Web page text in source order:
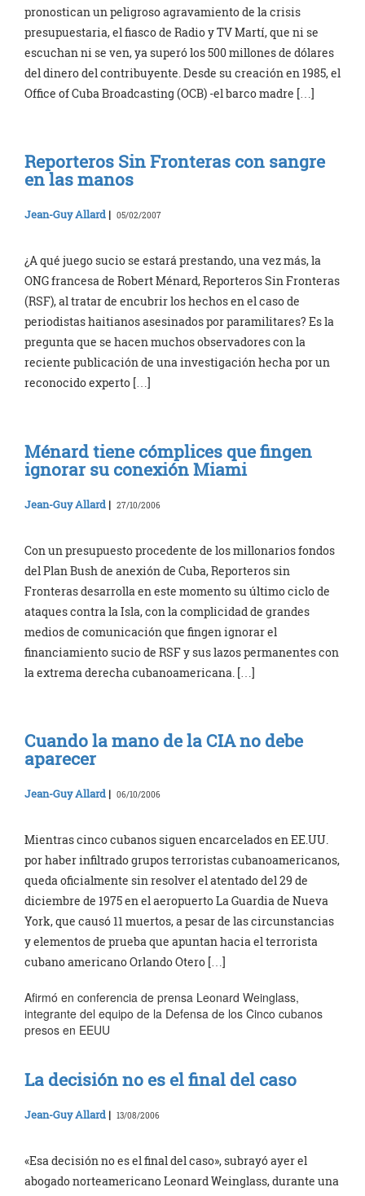
pronostican un peligroso agravamiento de la crisis
presupuestaria, el fiasco de Radio y TV Martí, que ni se
escuchan ni se ven, ya superó los 500 millones de dólares
del dinero del contribuyente. Desde su creación en 1985, el
Office of Cuba Broadcasting (OCB) -el barco madre […]
Reporteros Sin Fronteras con sangre
en las manos
Jean-Guy Allard | 05/02/2007
¿A qué juego sucio se estará prestando, una vez más, la
ONG francesa de Robert Ménard, Reporteros Sin Fronteras
(RSF), al tratar de encubrir los hechos en el caso de
periodistas haitianos asesinados por paramilitares? Es la
pregunta que se hacen muchos observadores con la
reciente publicación de una investigación hecha por un
reconocido experto […]
Ménard tiene cómplices que fingen
ignorar su conexión Miami
Jean-Guy Allard | 27/10/2006
Con un presupuesto procedente de los millonarios fondos
del Plan Bush de anexión de Cuba, Reporteros sin
Fronteras desarrolla en este momento su último ciclo de
ataques contra la Isla, con la complicidad de grandes
medios de comunicación que fingen ignorar el
financiamiento sucio de RSF y sus lazos permanentes con
la extrema derecha cubanoamericana. […]
Cuando la mano de la CIA no debe
aparecer
Jean-Guy Allard | 06/10/2006
Mientras cinco cubanos siguen encarcelados en EE.UU.
por haber infiltrado grupos terroristas cubanoamericanos,
queda oficialmente sin resolver el atentado del 29 de
diciembre de 1975 en el aeropuerto La Guardia de Nueva
York, que causó 11 muertos, a pesar de las circunstancias
y elementos de prueba que apuntan hacia el terrorista
cubano americano Orlando Otero […]
Afirmó en conferencia de prensa Leonard Weinglass,
integrante del equipo de la Defensa de los Cinco cubanos
presos en EEUU
La decisión no es el final del caso
Jean-Guy Allard | 13/08/2006
«Esa decisión no es el final del caso», subrayó ayer el
abogado norteamericano Leonard Weinglass, durante una